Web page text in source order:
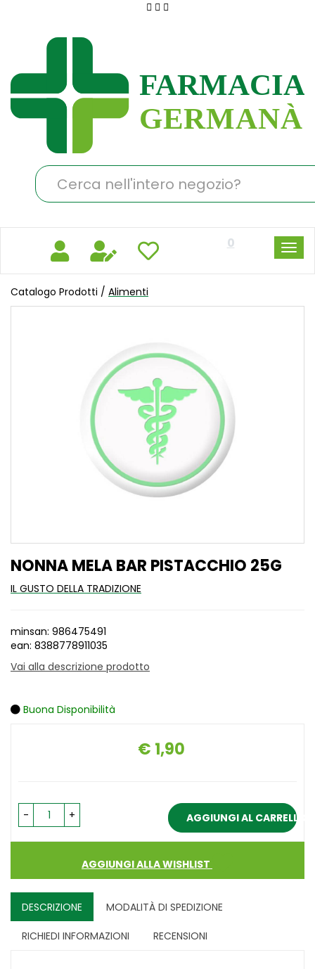
principale
Germanà
Cerca
Prodotto
0
Catalogo Prodotti / Alimenti
NONNA MELA BAR PISTACCHIO 25G
IL GUSTO DELLA TRADIZIONE
minsan: 986475491
ean: 8388778911035
Vai alla descrizione prodotto
Buona Disponibilità
Prezzo
€ 1,90
- + AGGIUNGI AL CARRELLO
AGGIUNGI ALLA WISHLIST
DESCRIZIONE MODALITÀ DI SPEDIZIONE
RICHIEDI INFORMAZIONI RECENSIONI